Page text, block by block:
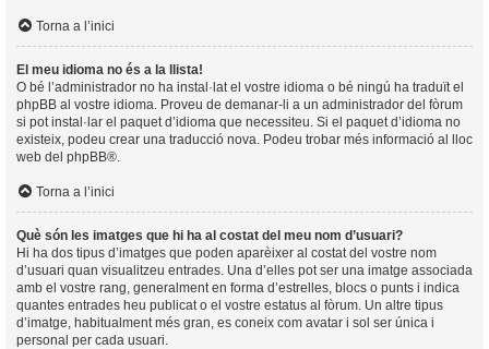
Torna a l’inici
El meu idioma no és a la llista!
O bé l’administrador no ha instal·lat el vostre idioma o bé ningú ha traduït el
phpBB al vostre idioma. Proveu de demanar-li a un administrador del fòrum
si pot instal·lar el paquet d’idioma que necessiteu. Si el paquet d’idioma no
existeix, podeu crear una traducció nova. Podeu trobar més informació al lloc
web del phpBB®.
Torna a l’inici
Què són les imatges que hi ha al costat del meu nom d’usuari?
Hi ha dos tipus d’imatges que poden aparèixer al costat del vostre nom
d’usuari quan visualitzeu entrades. Una d’elles pot ser una imatge associada
amb el vostre rang, generalment en forma d’estrelles, blocs o punts i indica
quantes entrades heu publicat o el vostre estatus al fòrum. Un altre tipus
d’imatge, habitualment més gran, es coneix com avatar i sol ser única i
personal per cada usuari.